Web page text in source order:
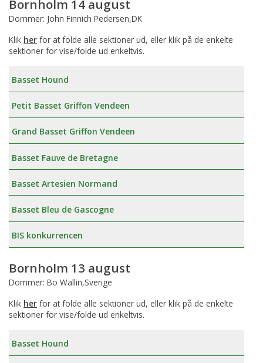
Bornholm 14 august
Dommer: John Finnich Pedersen,DK
Klik her for at folde alle sektioner ud, eller klik på de enkelte
sektioner for vise/folde ud enkeltvis.
Basset Hound
Petit Basset Griffon Vendeen
Grand Basset Griffon Vendeen
Basset Fauve de Bretagne
Basset Artesien Normand
Basset Bleu de Gascogne
BIS konkurrencen
Bornholm 13 august
Dommer: Bo Wallin,Sverige
Klik her for at folde alle sektioner ud, eller klik på de enkelte
sektioner for vise/folde ud enkeltvis.
Basset Hound